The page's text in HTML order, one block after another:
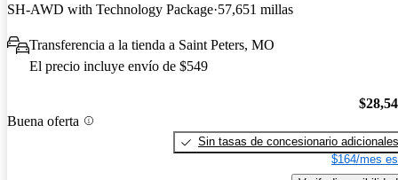
SH-AWD with Technology Package 57,651 millas
Transferencia a la tienda a Saint Peters, MO
El precio incluye envío de $549
Buena oferta
Sin tasas de concesionario adicionales
$164/mes